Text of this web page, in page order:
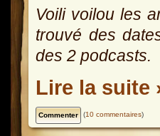
Voili voilou les
trouvé des
des 2 podcasts.
Lire la suite
(10 commentaires)